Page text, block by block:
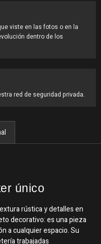
viste en las fotos o en la
dentro de los
red de seguridad privada.
único
rústica y detalles en
decorativo: es una pieza
a cualquier espacio. Su
trabajadas